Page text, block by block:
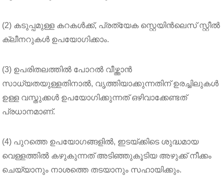
(2) കടുപ്പമുള്ള കറകൾക്ക്, പ്രത്യേക സ്റ്റെയിൻലെസ് സ്റ്റീൽ
ക്ലീനറുകൾ ഉപയോഗിക്കാം.
(3) ഉപരിതലത്തിൽ പോറൽ വീഴ്ത്താൻ
സാധ്യതയുള്ളതിനാൽ, വൃത്തിയാക്കുന്നതിന് ഉരച്ചിലുകൾ
ഉള്ള വസ്തുക്കൾ ഉപയോഗിക്കുന്നത് ഒഴിവാക്കേണ്ടത്
പ്രധാനമാണ്.
(4) പുറത്തെ ഉപയോഗങ്ങളിൽ, ഇടയ്ക്കിടെ ശുദ്ധമായ
വെള്ളത്തിൽ കഴുകുന്നത് അടിഞ്ഞുകൂടിയ അഴുക്ക് നീക്കം
ചെയ്യാനും നാശത്തെ തടയാനും സഹായിക്കും.